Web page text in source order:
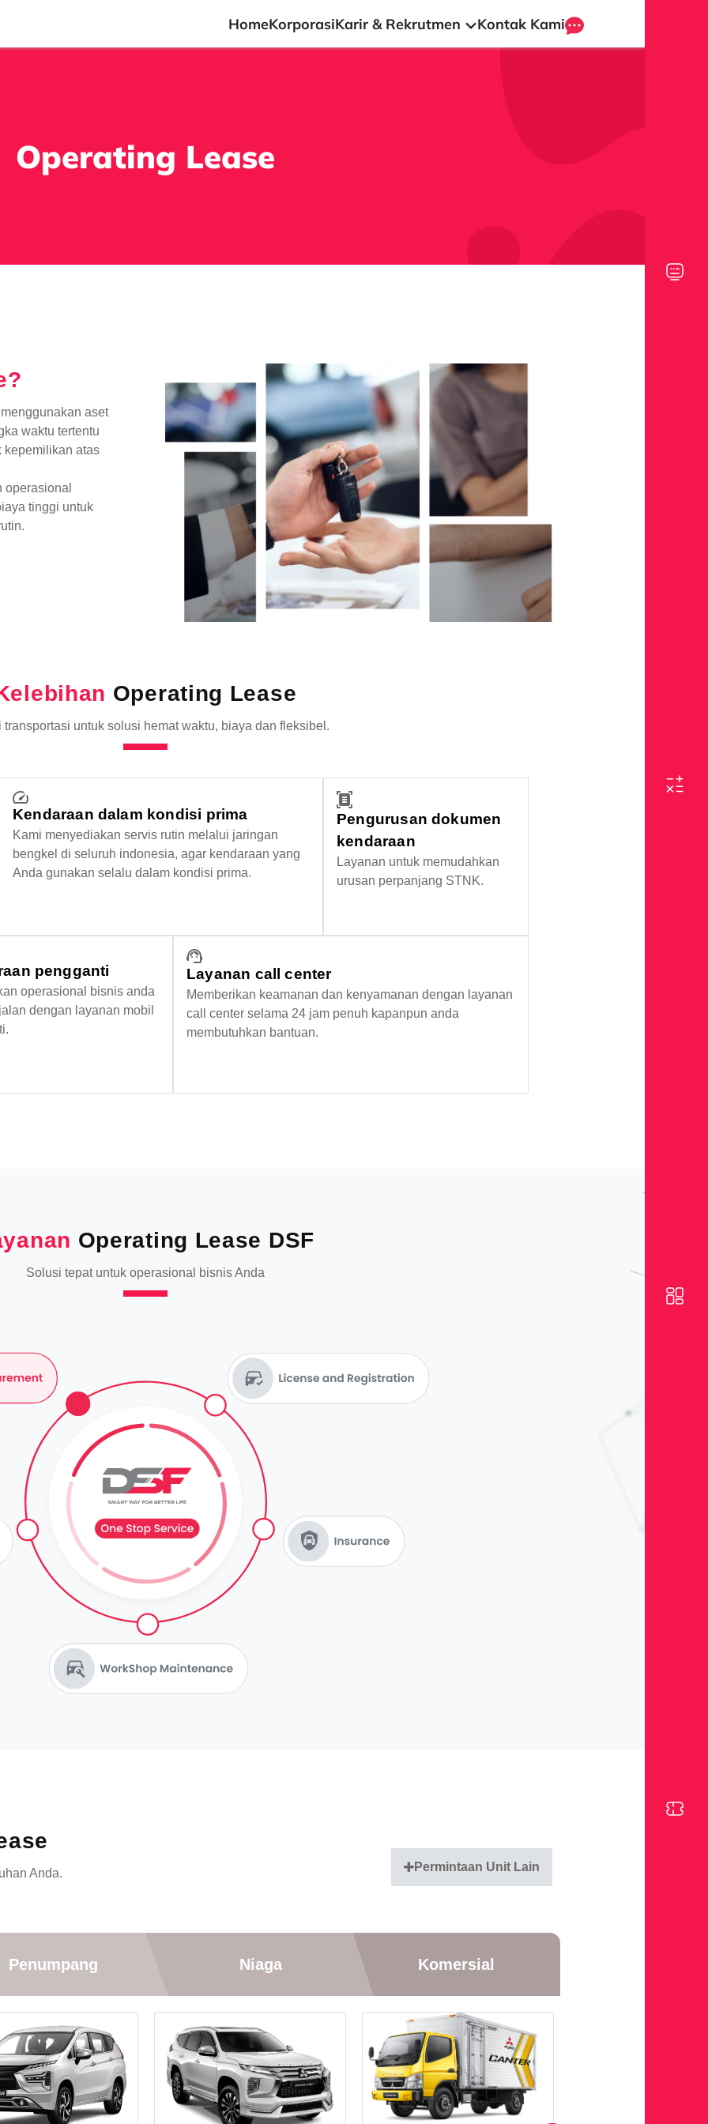
HomeKorporasiKarir & Rekrutmen Kontak Kami
Operating Lease
aset
waktu tertentu
kepemilikan atas
tinggi untuk
Operating Lease
transportasi untuk solusi hemat waktu, biaya dan fleksibel.
Kendaraan dalam kondisi prima
Kami menyediakan servis rutin melalui jaringan
bengkel di seluruh indonesia, agar kendaraan yang
Anda gunakan selalu dalam kondisi prima.
Pengurusan dokumen
kendaraan
Layanan untuk memudahkan
urusan perpanjang STNK.
pengganti
operasional bisnis anda
dengan layanan mobil
Layanan call center
Memberikan keamanan dan kenyamanan dengan layanan
call center selama 24 jam penuh kapanpun anda
membutuhkan bantuan.
Operating Lease DSF
Solusi tepat untuk operasional bisnis Anda
Anda. Permintaan Unit Lain
Penumpang Niaga Komersial